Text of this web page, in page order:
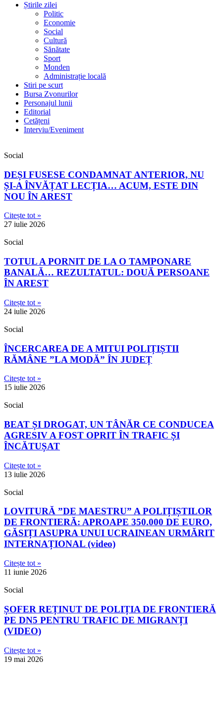
Știrile zilei
Politic
Economie
Social
Cultură
Sănătate
Sport
Monden
Administrație locală
Stiri pe scurt
Bursa Zvonurilor
Personajul lunii
Editorial
Cetățeni
Interviu/Eveniment
Social
DEȘI FUSESE CONDAMNAT ANTERIOR, NU
ȘI-A ÎNVĂȚAT LECȚIA… ACUM, ESTE DIN
NOU ÎN AREST
Citește tot »
27 iulie 2026
Social
TOTUL A PORNIT DE LA O TAMPONARE
BANALĂ… REZULTATUL: DOUĂ PERSOANE
ÎN AREST
Citește tot »
24 iulie 2026
Social
ÎNCERCAREA DE A MITUI POLIȚIȘTII
RĂMÂNE ”LA MODĂ” ÎN JUDEȚ
Citește tot »
15 iulie 2026
Social
BEAT ȘI DROGAT, UN TÂNĂR CE CONDUCEA
AGRESIV A FOST OPRIT ÎN TRAFIC ȘI
ÎNCĂTUȘAT
Citește tot »
13 iulie 2026
Social
LOVITURĂ ”DE MAESTRU” A POLIȚIȘTILOR
DE FRONTIERĂ: APROAPE 350.000 DE EURO,
GĂSIȚI ASUPRA UNUI UCRAINEAN URMĂRIT
INTERNAȚIONAL (video)
Citește tot »
11 iunie 2026
Social
ȘOFER REȚINUT DE POLIȚIA DE FRONTIERĂ
PE DN5 PENTRU TRAFIC DE MIGRANȚI
(VIDEO)
Citește tot »
19 mai 2026